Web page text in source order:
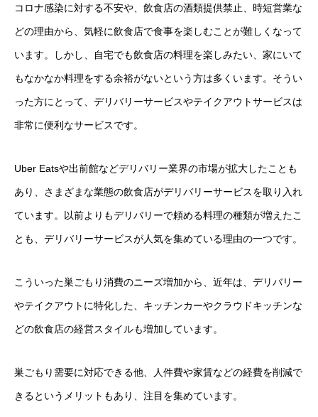
コロナ感染に対する不安や、飲食店の酒類提供禁止、時短営業な
どの理由から、気軽に飲食店で食事を楽しむことが難しくなって
います。しかし、自宅でも飲食店の料理を楽しみたい、家にいて
もなかなか料理をする余裕がないという方は多くいます。そうい
った方にとって、デリバリーサービスやテイクアウトサービスは
非常に便利なサービスです。
Uber Eatsや出前館などデリバリー業界の市場が拡大したことも
あり、さまざまな業態の飲食店がデリバリーサービスを取り入れ
ています。以前よりもデリバリーで頼める料理の種類が増えたこ
とも、デリバリーサービスが人気を集めている理由の一つです。
こういった巣ごもり消費のニーズ増加から、近年は、デリバリー
やテイクアウトに特化した、キッチンカーやクラウドキッチンな
どの飲食店の経営スタイルも増加しています。
巣ごもり需要に対応できる他、人件費や家賃などの経費を削減で
きるというメリットもあり、注目を集めています。